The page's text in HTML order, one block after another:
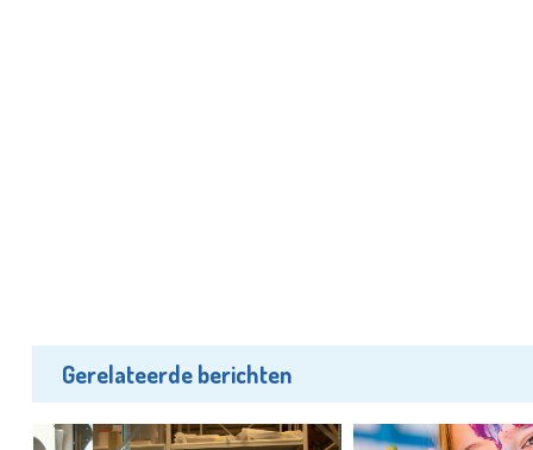
Gerelateerde berichten